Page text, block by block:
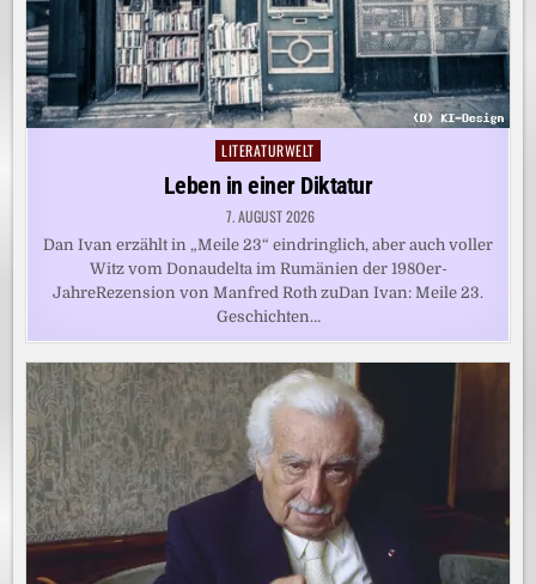
Posted
in
LITERATURWELT
Leben in einer Diktatur
7. AUGUST 2026
Dan Ivan erzählt in „Meile 23“ eindringlich, aber auch voller
Witz vom Donaudelta im Rumänien der 1980er-
JahreRezension von Manfred Roth zuDan Ivan: Meile 23.
Geschichten…